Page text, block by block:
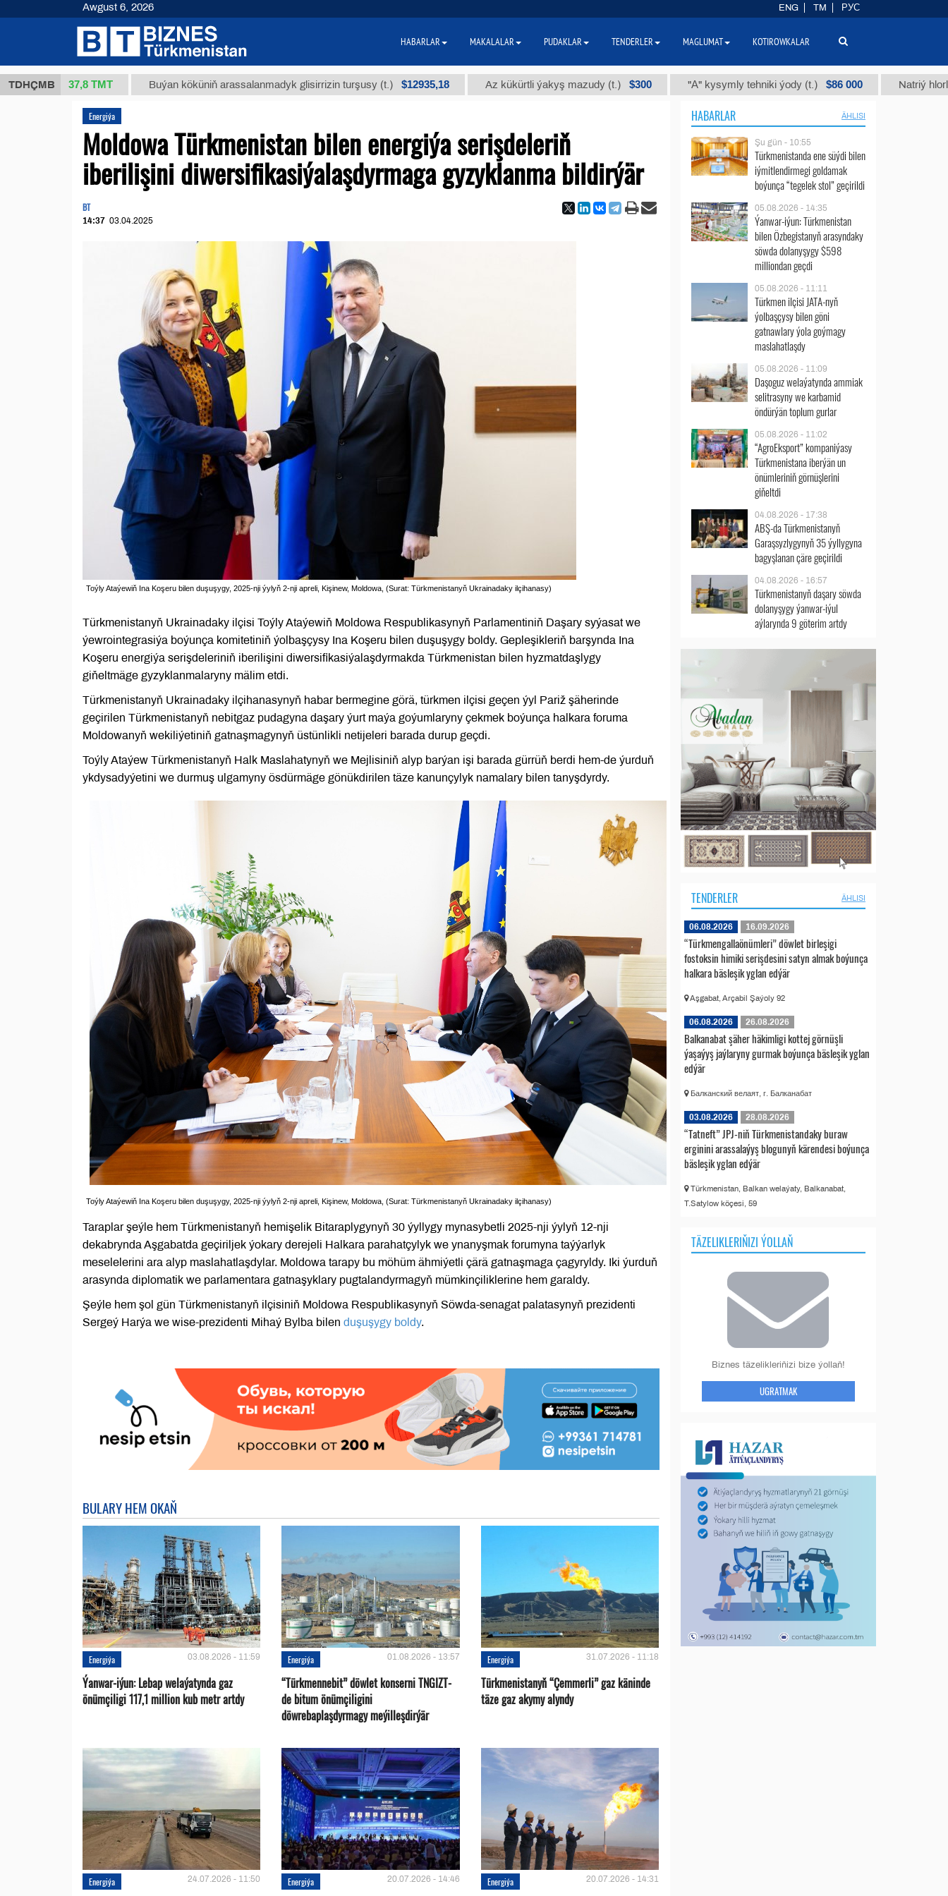
TDHÇMB
37,8 ТМТ Buýan köküniň arassalanmadyk glisirrizin turşusy (t.) $12935,18 Az kükürtli ýakyş mazudy (t.) $300 "А" kysymly tehniki ýody (t.) $86 000 Natriý hlorly (nahar
Energiýa
Moldowa Türkmenistan bilen energiýa serişdeleriň
iberilişini diwersifikasiýalaşdyrmaga gyzyklanma bildirýär
BT
14:37 03.04.2025
Toýly Ataýewiň Ina Koşeru bilen duşuşygy, 2025-nji ýylyň 2-nji apreli, Kişinew, Moldowa, (Surat: Türkmenistanyň Ukrainadaky ilçihanasy)
Türkmenistanyň Ukrainadaky ilçisi Toýly Ataýewiň Moldowa Respublikasynyň Parlamentiniň Daşary syýasat we
ýewrointegrasiýa boýunça komitetiniň ýolbaşçysy Ina Koşeru bilen duşuşygy boldy. Gepleşikleriň barşynda Ina
Koşeru energiýa serişdeleriniň iberilişini diwersifikasiýalaşdyrmakda Türkmenistan bilen hyzmatdaşlygy
giňeltmäge gyzyklanmalaryny mälim etdi.
Türkmenistanyň Ukrainadaky ilçihanasynyň habar bermegine görä, türkmen ilçisi geçen ýyl Pariž şäherinde
geçirilen Türkmenistanyň nebitgaz pudagyna daşary ýurt maýa goýumlaryny çekmek boýunça halkara foruma
Moldowanyň wekiliýetiniň gatnaşmagynyň üstünlikli netijeleri barada durup geçdi.
Toýly Ataýew Türkmenistanyň Halk Maslahatynyň we Mejlisiniň alyp barýan işi barada gürrüň berdi hem-de ýurduň
ykdysadyýetini we durmuş ulgamyny ösdürmäge gönükdirilen täze kanunçylyk namalary bilen tanyşdyrdy.
Toýly Ataýewiň Ina Koşeru bilen duşuşygy, 2025-nji ýylyň 2-nji apreli, Kişinew, Moldowa, (Surat: Türkmenistanyň Ukrainadaky ilçihanasy)
Taraplar şeýle hem Türkmenistanyň hemişelik Bitaraplygynyň 30 ýyllygy mynasybetli 2025-nji ýylyň 12-nji
dekabrynda Aşgabatda geçiriljek ýokary derejeli Halkara parahatçylyk we ynanyşmak forumyna taýýarlyk
meselelerini ara alyp maslahatlaşdylar. Moldowa tarapy bu möhüm ähmiýetli çärä gatnaşmaga çagyryldy. Iki ýurduň
arasynda diplomatik we parlamentara gatnaşyklary pugtalandyrmagyň mümkinçiliklerine hem garaldy.
Şeýle hem şol gün Türkmenistanyň ilçisiniň Moldowa Respublikasynyň Söwda-senagat palatasynyň prezidenti
Sergeý Harýa we wise-prezidenti Mihaý Bylba bilen duşuşygy boldy.
BULARY HEM OKAŇ
Energiýa 03.08.2026 - 11:59
Ýanwar-iýun: Lebap welaýatynda gaz
önümçiligi 117,1 million kub metr artdy
Energiýa 01.08.2026 - 13:57
“Türkmennebit” döwlet konserni TNGIZT-
de bitum önümçiligini
döwrebaplaşdyrmagy meýilleşdirýär
Energiýa 31.07.2026 - 11:18
Türkmenistanyň “Çemmerli” gaz käninde
täze gaz akymy alyndy
Energiýa 24.07.2026 - 11:50 Energiýa 20.07.2026 - 14:46 Energiýa 20.07.2026 - 14:31
HABARLAR ÄHLISI
Şu gün - 10:55
Türkmenistanda ene süýdi bilen
iýmitlendirmegi goldamak
boýunça “tegelek stol” geçirildi
05.08.2026 - 14:35
Ýanwar-iýun: Türkmenistan
bilen Özbegistanyň arasyndaky
söwda dolanyşygy $598
milliondan geçdi
05.08.2026 - 11:11
Türkmen ilçisi JATA-nyň
ýolbaşçysy bilen göni
gatnawlary ýola goýmagy
maslahatlaşdy
05.08.2026 - 11:09
Daşoguz welaýatynda ammiak
selitrasyny we karbamid
öndürýän toplum gurlar
05.08.2026 - 11:02
“AgroEksport” kompaniýasy
Türkmenistana iberýän un
önümleriniň görnüşlerini
giňeltdi
04.08.2026 - 17:38
ABŞ-da Türkmenistanyň
Garaşsyzlygynyň 35 ýyllygyna
bagyşlanan çäre geçirildi
04.08.2026 - 16:57
Türkmenistanyň daşary söwda
dolanyşygy ýanwar-iýul
aýlarynda 9 göterim artdy
TENDERLER ÄHLISI
06.08.2026 16.09.2026
“Türkmengallaönümleri” döwlet birleşigi
fostoksin himiki serişdesini satyn almak boýunça
halkara bäsleşik yglan edýär
Aşgabat, Arçabil Şaýoly 92
06.08.2026 26.08.2026
Balkanabat şäher häkimligi kottej görnüşli
ýaşaýyş jaýlaryny gurmak boýunça bäsleşik yglan
edýär
Балканский велаят, г. Балканабат
03.08.2026 28.08.2026
“Tatneft” JPJ-niň Türkmenistandaky buraw
erginini arassalaýyş blogunyň kärendesi boýunça
bäsleşik yglan edýär
Türkmenistan, Balkan welaýaty, Balkanabat,
T.Satylow köçesi, 59
TÄZELIKLERIŇIZI ÝOLLAŇ
Biznes täzelikleriňizi bize ýollaň!
UGRATMAK
Awgust 6, 2026 ENG TM РУС
HABARLAR MAKALALAR PUDAKLAR TENDERLER MAGLUMAT KOTIROWKALAR